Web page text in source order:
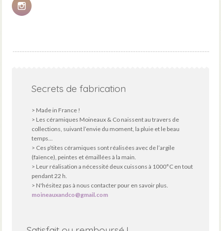
Secrets de fabrication
> Made in France !
> Les céramiques Moineaux & Co naissent au travers de
collections, suivant l’envie du moment, la pluie et le beau
temps...
> Ces p’tites céramiques sont réalisées avec de l’argile
(faïence), peintes et émaillées à la main.
> Leur réalisation a nécessité deux cuissons à 1000°C en tout
pendant 22 h.
> N'hésitez pas à nous contacter pour en savoir plus.
moineauxandco@gmail.com